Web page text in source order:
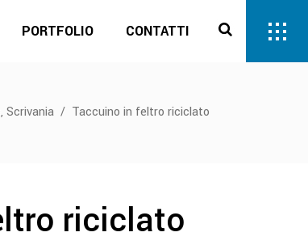
PORTFOLIO CONTATTI
, Scrivania / Taccuino in feltro riciclato
riciclato